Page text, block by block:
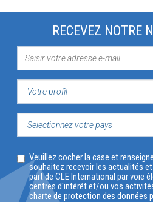
RECEVEZ NOTRE
VOTRE
PROFIL
VOTRE
PAYS
Veuillez cocher la case et
souhaitez recevoir les actualités
part de CLE International par voie
centres d'intérêt et/ou vos
charte de protection des données